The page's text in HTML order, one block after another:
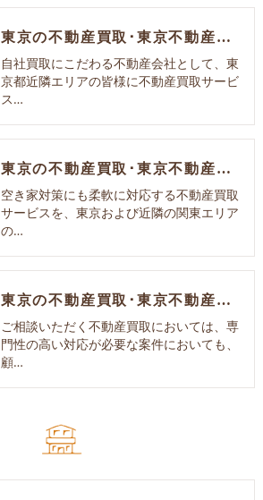
東京の不動産買取･東京不動産買取センターの口コミ情報
自社買取にこだわる不動産会社として、東
京都近隣エリアの皆様に不動産買取サービ
ス…
東京の不動産買取･東京不動産買取センターの評判
空き家対策にも柔軟に対応する不動産買取
サービスを、東京および近隣の関東エリア
の…
東京の不動産買取･東京不動産買取センターのお客様の声
ご相談いただく不動産買取においては、専
門性の高い対応が必要な案件においても、
顧…